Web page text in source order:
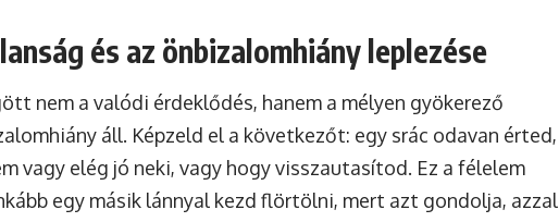
és az önbizalomhiány leplezése
nem a valódi érdeklődés, hanem a mélyen gyökerező
áll. Képzeld el a következőt: egy srác odavan érted,
vagy elég jó neki, vagy hogy visszautasítod. Ez a félelem
egy másik lánnyal kezd flörtölni, mert azt gondolja, azzal